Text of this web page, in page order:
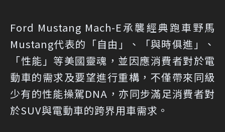
Ford Mustang Mach-E承襲經典跑車野馬
Mustang代表的「自由」、「與時俱進」、
「性能」等美國靈魂，並因應消費者對於電
動車的需求及要望進行重構，不僅帶來同級
少有的性能操駕DNA，亦同步滿足消費者對
於SUV與電動車的跨界用車需求。